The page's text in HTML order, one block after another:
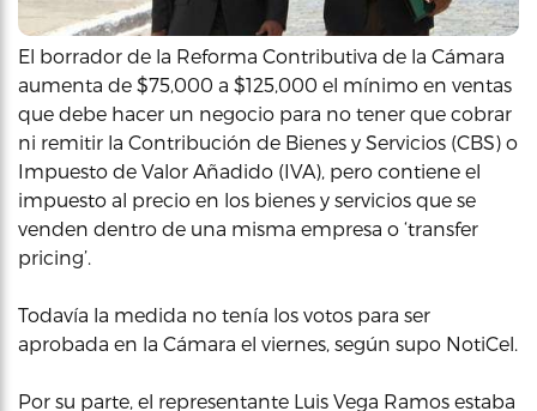
El borrador de la Reforma Contributiva de la Cámara
aumenta de $75,000 a $125,000 el mínimo en ventas
que debe hacer un negocio para no tener que cobrar
ni remitir la Contribución de Bienes y Servicios (CBS) o
Impuesto de Valor Añadido (IVA), pero contiene el
impuesto al precio en los bienes y servicios que se
venden dentro de una misma empresa o ‘transfer
pricing’.
Todavía la medida no tenía los votos para ser
aprobada en la Cámara el viernes, según supo NotiCel.
Por su parte, el representante Luis Vega Ramos estaba